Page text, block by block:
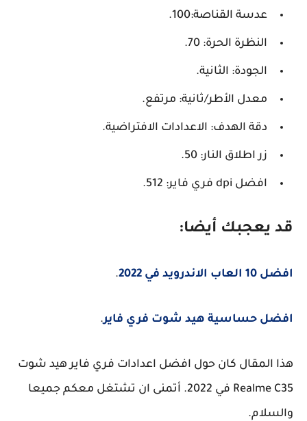
عدسة القناصة:100.
النظرة الحرة: 70.
الجودة: الثانية.
معدل الأطر/ثانية: مرتفع.
دقة الهدف: الاعدادات الافتراضية.
زر اطلاق النار: 50.
افضل dpi فري فاير: 512.
قد يعجبك أيضا:
افضل 10 العاب الاندرويد في 2022 .
افضل حساسية هيد شوت فري فاير.
هذا المقال كان حول افضل اعدادات فري فاير هيد شوت
Realme C35 في 2022. أتمنى ان تشتغل معكم جميعا
والسلام.